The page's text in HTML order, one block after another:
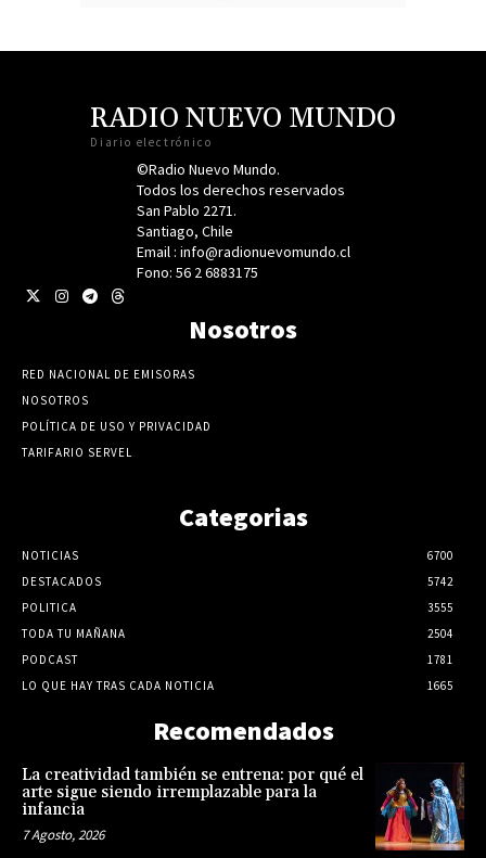
RADIO NUEVO MUNDO
Diario electrónico
©Radio Nuevo Mundo.
Todos los derechos reservados
San Pablo 2271.
Santiago, Chile
Email : info@radionuevomundo.cl
Fono: 56 2 6883175
Nosotros
RED NACIONAL DE EMISORAS
NOSOTROS
POLÍTICA DE USO Y PRIVACIDAD
TARIFARIO SERVEL
Categorias
NOTICIAS
6700
DESTACADOS
5742
POLITICA
3555
TODA TU MAÑANA
2504
PODCAST
1781
LO QUE HAY TRAS CADA NOTICIA
1665
Recomendados
La creatividad también se entrena: por qué el
arte sigue siendo irremplazable para la
infancia
7 Agosto, 2026